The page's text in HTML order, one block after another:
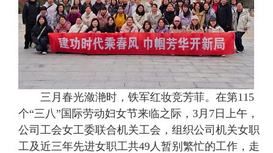
三月春光潋滟时，铁军红妆竞芳菲。在第115
个“三八”国际劳动妇女节来临之际，3月7日上午，
公司工会女工委联合机关工会，组织公司机关女职
工及近三年先进女职工共49人暂别繁忙的工作，走